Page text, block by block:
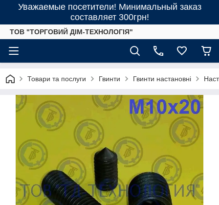
Уважаемые посетители! Минимальный заказ
составляет 300грн!
ТОВ "ТОРГОВИЙ ДІМ-ТЕХНОЛОГІЯ"
Товари та послуги Гвинти Гвинти настановні